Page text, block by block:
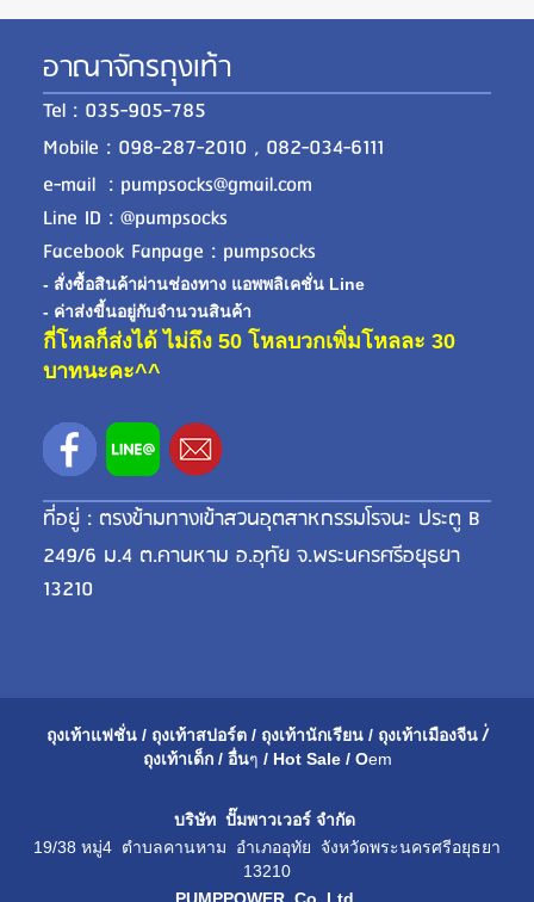
อาณาจักรถุงเท้า
Tel : 035-905-785
Mobile : 098-287-2010 , 082-034-6111
e-mail : pumpsocks@gmail.com
Line ID : @pumpsocks
Facebook Fanpage : pumpsocks
- สั่งซื้อสินค้าผ่านช่องทาง แอพพลิเคชั่น Line
- ค่าส่งขี้นอยู่กับจำนวนสินค้า
กี่โหลก็ส่งได้ ไม่ถึง 50 โหลบวกเพิ่มโหลละ 30
บาทนะคะ^^
ที่อยู่ : ตรงข้ามทางเข้าสวนอุตสาหกรรมโรจนะ ประตู B
249/6 ม.4 ต.คานหาม อ.อุทัย จ.พระนครศรีอยุธยา
13210
ถุงเท้าแฟชั่น / ถุงเท้าสปอร์ต / ถุงเท้านักเรียน / ถุงเท้าเมืองจีน /่
ถุงเท้าเด็ก / อื่นๆ / Hot Sale / Oem
บริษัท ปั๊มพาวเวอร์ จำกัด
19/38 หมู่4 ตำบลคานหาม อำเภออุทัย จังหวัดพระนครศรีอยุธยา
13210